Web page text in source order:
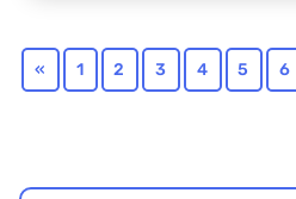
« 1 2 3 4 5 6